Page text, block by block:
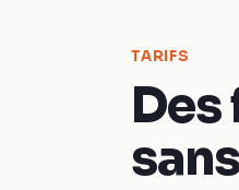
TARIFS